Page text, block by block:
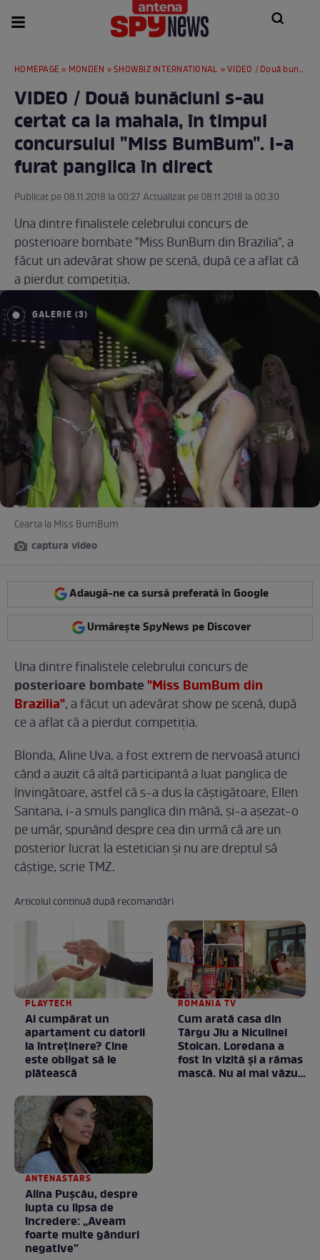
HOMEPAGE » MONDEN »SHOWBIZ INTERNATIONAL » VIDEO / Două bunăciuni s-au certat ca la mahala, în timpul concursului "Miss BumBum". I-a furat panglica în direct
VIDEO / Două bunăciuni s-au
certat ca la mahala, în timpul
concursului "Miss BumBum". I-a
furat panglica în direct
Publicat pe 08.11.2018 la 00:27 Actualizat pe 08.11.2018 la 00:30
Una dintre finalistele celebrului concurs de
posterioare bombate "Miss BunBum din Brazilia", a
făcut un adevărat show pe scenă, după ce a aflat că
a pierdut competiția.
GALERIE (3)
Cearta la Miss BumBum
captura video
Adaugă-ne ca sursă preferată în Google
Urmărește SpyNews pe Discover
Una dintre finalistele celebrului concurs de
posterioare bombate"Miss BumBum din
Brazilia", a făcut un adevărat show pe scenă, după
ce a aflat că a pierdut competiția.
Blonda, Aline Uva, a fost extrem de nervoasă atunci
când a auzit că altă participantă a luat panglica de
învingătoare, astfel că s-a dus la câștigătoare, Ellen
Santana, i-a smuls panglica din mână, și-a așezat-o
pe umăr, spunând despre cea din urmă că are un
posterior lucrat la estetician și nu are dreptul să
câștige, scrie TMZ.
Articolul continuă după recomandări
PLAYTECH
Ai cumpărat un
apartament cu datorii
la întreținere? Cine
este obligat să le
plătească
ROMANIA TV
Cum arată casa din
Târgu Jiu a Niculinei
Stoican. Loredana a
fost în vizită și a rămas
mască. Nu ai mai văzut
ANTENASTARS
Alina Pușcău, despre
lupta cu lipsa de
încredere: „Aveam
foarte multe gânduri
negative”